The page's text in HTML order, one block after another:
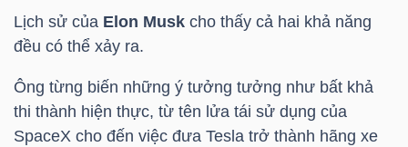
Lịch sử của Elon Musk cho thấy cả hai khả năng
đều có thể xảy ra.
Ông từng biến những ý tưởng tưởng như bất khả
thi thành hiện thực, từ tên lửa tái sử dụng của
SpaceX cho đến việc đưa Tesla trở thành hãng xe
VỤ
TRUYỀN
THÔNG